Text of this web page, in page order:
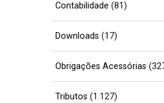
Contabilidade (81)
Downloads (17)
Obrigações Acessórias
Tributos (1.127)